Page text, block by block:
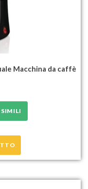
Macchina da caffè